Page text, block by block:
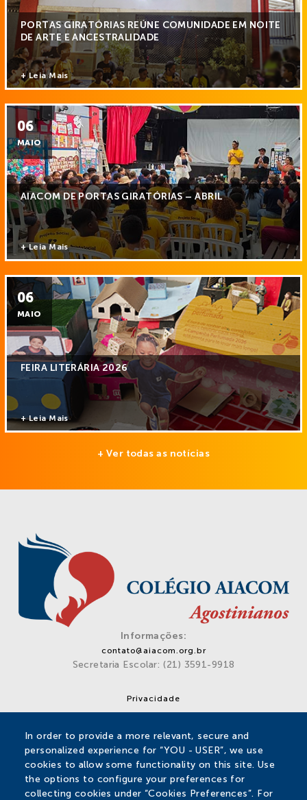
In order to provide a more relevant, secure and
personalized experience for “YOU - USER”, we use
cookies to allow some functionality on this site. Use
the options to configure your preferences for
collecting cookies under “Cookies Preferences”. For
PORTAS GIRATÓRIAS REÚNE COMUNIDADE EM NOITE
DE ARTE E ANCESTRALIDADE
+ Leia Mais
06
MAIO
AIACOM DE PORTAS GIRATÓRIAS – ABRIL
+ Leia Mais
06
MAIO
FEIRA LITERÁRIA 2026
+ Leia Mais
+ Ver todas as notícias
Informações:
contato@aiacom.org.br
Secretaria Escolar: (21) 3591-9918
Privacidade
de Janeiro – RJ – 20715-002
SIGA-NOS